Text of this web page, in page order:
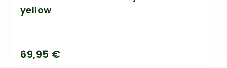
yellow
69,95 €